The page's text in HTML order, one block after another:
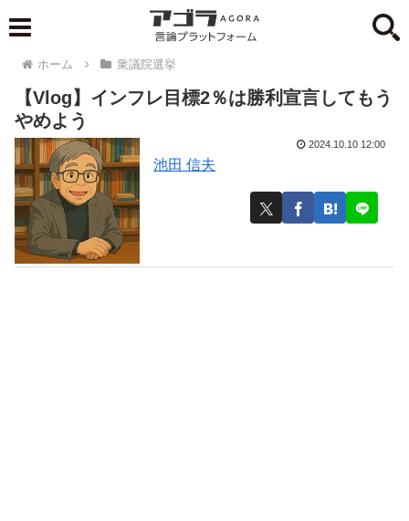
ホーム 衆議院選挙
【Vlog】インフレ目標2％は勝利宣言してもう
やめよう
池田 信夫
2024.10.10 12:00